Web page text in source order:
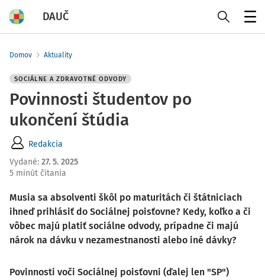
DAUČ
Domov Aktuality
SOCIÁLNE A ZDRAVOTNÉ ODVODY
Povinnosti študentov po
ukončení štúdia
Redakcia
Vydané: 27. 5. 2025
5 minút čítania
Musia sa absolventi škôl po maturitách či štátniciach
ihneď prihlásiť do Sociálnej poisťovne? Kedy, koľko a či
vôbec majú platiť sociálne odvody, prípadne či majú
nárok na dávku v nezamestnanosti alebo iné dávky?
Povinnosti voči Sociálnej poisťovni (ďalej len "SP")